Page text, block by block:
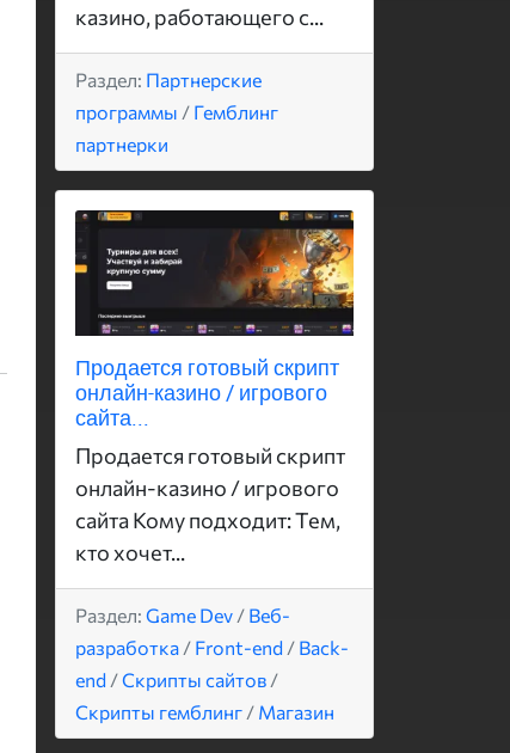
казино, работающего с...
Раздел: Партнерские
программы / Гемблинг
партнерки
Продается готовый скрипт
онлайн-казино / игрового
сайта...
Продается готовый скрипт
онлайн-казино / игрового
сайта Кому подходит: Тем,
кто хочет...
Раздел: Game Dev / Веб-
разработка / Front-end / Back-
end /Скрипты сайтов /
Скрипты гемблинг / Магазин